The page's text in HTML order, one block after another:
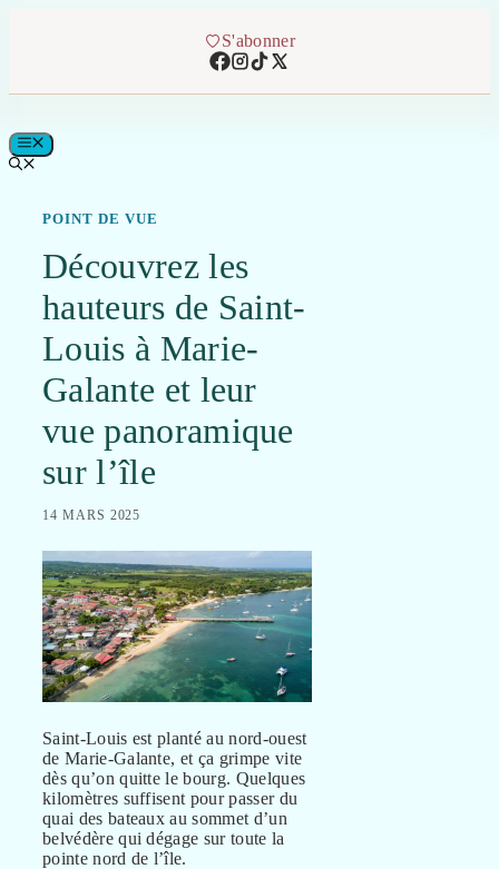
S'abonner
MENU
POINT DE VUE
Découvrez les
hauteurs de Saint-
Louis à Marie-
Galante et leur
vue panoramique
sur l’île
14 MARS 2025
Saint-Louis est planté au nord-ouest
de Marie-Galante, et ça grimpe vite
dès qu’on quitte le bourg. Quelques
kilomètres suffisent pour passer du
quai des bateaux au sommet d’un
belvédère qui dégage sur toute la
pointe nord de l’île.